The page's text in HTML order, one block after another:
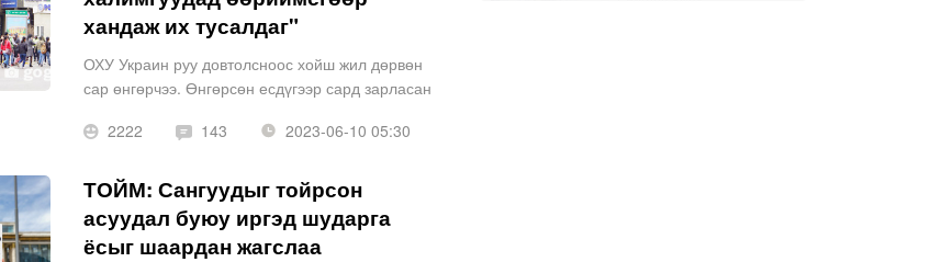
хандаж их тусалдаг"
ОХУ Украин руу довтолсноос хойш жил дөрвөн
сар өнгөрчээ. Өнгөрсөн есдүгээр сард зарласан
ОХУ-ын иргэдийн төлөөлөн болгон халимаг
2222 143 2023-06-10 05:30
ТОЙМ: Сангуудыг тойрсон
асуудал буюу иргэд шударга
ёсыг шаардан жагслаа